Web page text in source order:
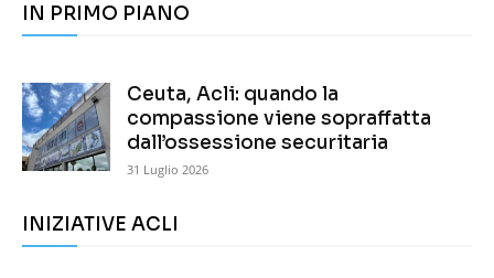
IN PRIMO PIANO
Ceuta, Acli: quando la
compassione viene sopraffatta
dall’ossessione securitaria
31 Luglio 2026
INIZIATIVE ACLI